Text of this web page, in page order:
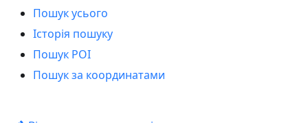
Пошук усього
Історія пошуку
Пошук POI
Пошук за координатами